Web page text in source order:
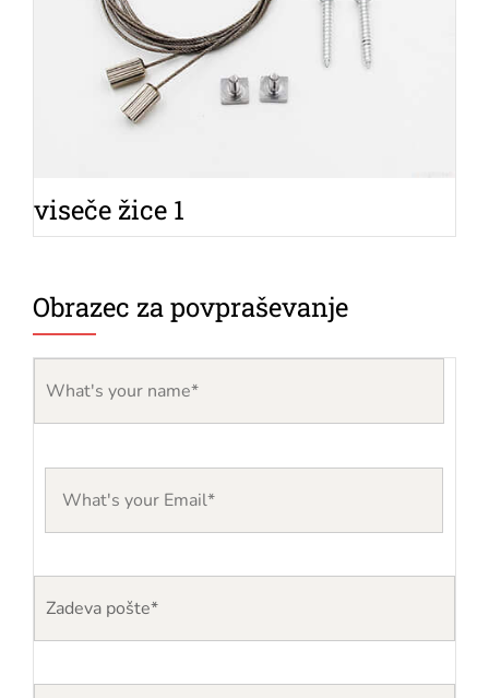
viseče žice 1
Obrazec za povpraševanje